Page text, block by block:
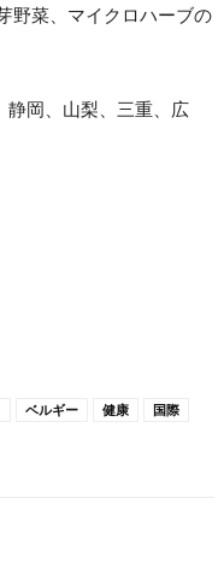
野菜、マイクロハーブの
静岡、山梨、三重、広
ベルギー 健康
国際